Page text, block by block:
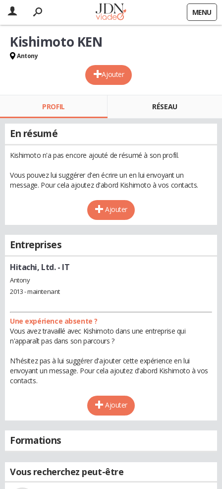
MENU
Ajouter
Kishimoto KEN
Antony
PROFIL RÉSEAU
En résumé
Kishimoto n'a pas encore ajouté de résumé à son profil.
Vous pouvez lui suggérer d'en écrire un en lui envoyant un
message. Pour cela ajoutez d'abord Kishimoto à vos contacts.
Ajouter
Entreprises
Hitachi, Ltd.- IT
Antony
2013 - maintenant
Une expérience absente ?
Vous avez travaillé avec Kishimoto dans une entreprise qui
n'apparaît pas dans son parcours ?
N'hésitez pas à lui suggérer d'ajouter cette expérience en lui
envoyant un message. Pour cela ajoutez d'abord Kishimoto à vos
contacts.
Ajouter
Formations
Vous recherchez peut-être